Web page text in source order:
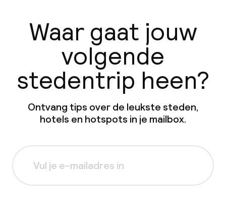
Waar gaat jouw
volgende
stedentrip heen?
Ontvang tips over de leukste steden,
hotels en hotspots in je mailbox.